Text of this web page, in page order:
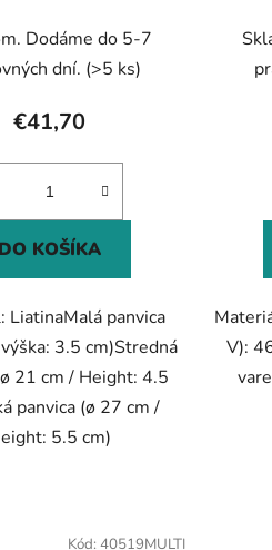
Dodáme do 5-7
dní. (>5 ks)
€41,70
DO KOŠÍKA
LiatinaMalá panvica
3.5 cm)Stredná
21 cm / Height: 4.5
panvica (ø 27 cm /
5.5 cm)
V):
Kód: 40519MULTI